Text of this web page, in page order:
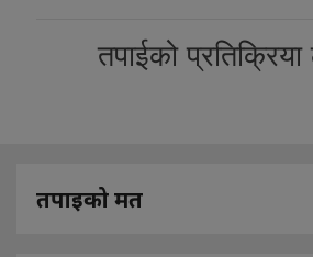
तपाईको
तपाइको मत